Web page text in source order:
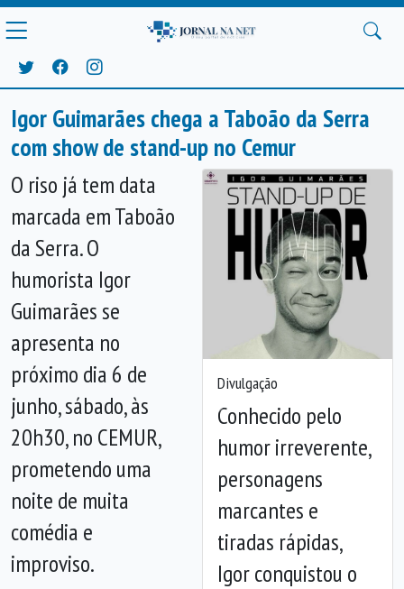
Igor Guimarães chega a Taboão da Serra
com show de stand-up no Cemur
Divulgação
Conhecido pelo
humor irreverente,
personagens
marcantes e
tiradas rápidas,
Igor conquistou o
Anterior
O riso já tem data
marcada em Taboão
da Serra. O
humorista Igor
Guimarães se
apresenta no
próximo dia 6 de
junho, sábado, às
20h30, no CEMUR,
prometendo uma
noite de muita
comédia e
improviso.